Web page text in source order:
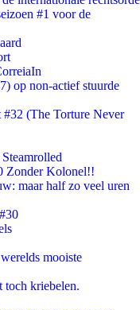
#1 voor de
op non-actief stuurde
#32 (The Torture Never
Zonder Kolonel!!
maar half zo veel uren
mooiste
toch kriebelen.